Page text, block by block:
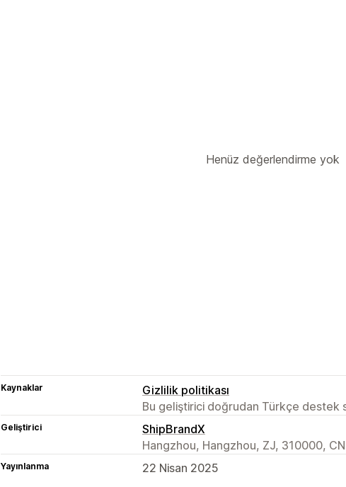
Henüz değerlendirme yok
Kaynaklar
Gizlilik politikası
Bu geliştirici doğrudan Türkçe destek
Geliştirici
ShipBrandX
Hangzhou, Hangzhou, ZJ, 310000, CN
Yayınlanma 22 Nisan 2025